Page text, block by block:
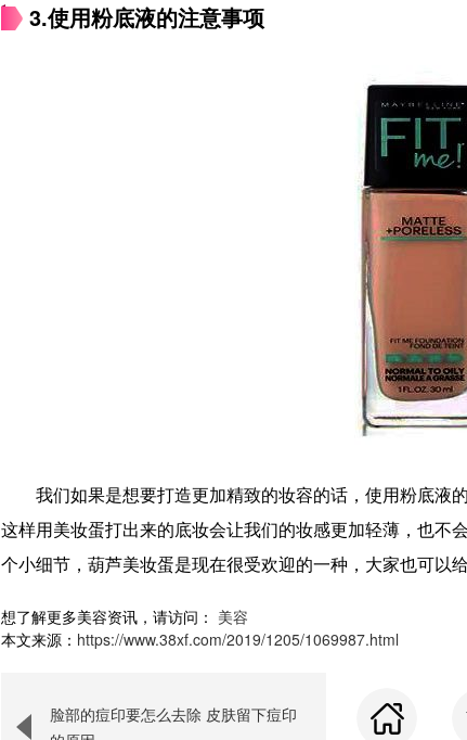
3.使用粉底液的注意事项
我们如果是想要打造更加精致的妆容的话，使用粉底液
这样用美妆蛋打出来的底妆会让我们的妆感更加轻薄，也不
个小细节，葫芦美妆蛋是现在很受欢迎的一种，大家也可以
想了解更多美容资讯，请访问： 美容
本文来源： https://www.38xf.com/2019/1205/1069987.html
脸部的痘印要怎么去除 皮肤留下痘印